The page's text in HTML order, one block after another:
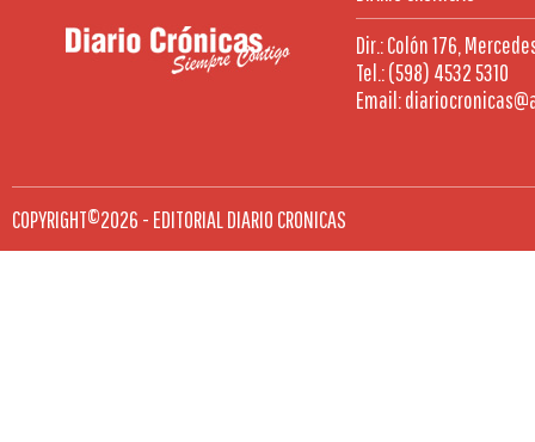
Dir.: Colón 176,
Tel.: (598) 4532 5310
Email:
COPYRIGHT©2026 - EDITORIAL DIARIO CRONICAS